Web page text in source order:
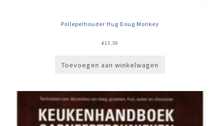
Pollepelhouder Hug Doug Monkey
€13,50
Toevoegen aan winkelwagen